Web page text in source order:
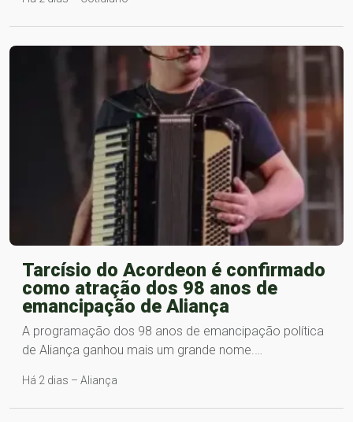
Tarcísio do Acordeon é confirmado
como atração dos 98 anos de
emancipação de Aliança
A programação dos 98 anos de emancipação política
de Aliança ganhou mais um grande nome.…
Há 2 dias – Aliança